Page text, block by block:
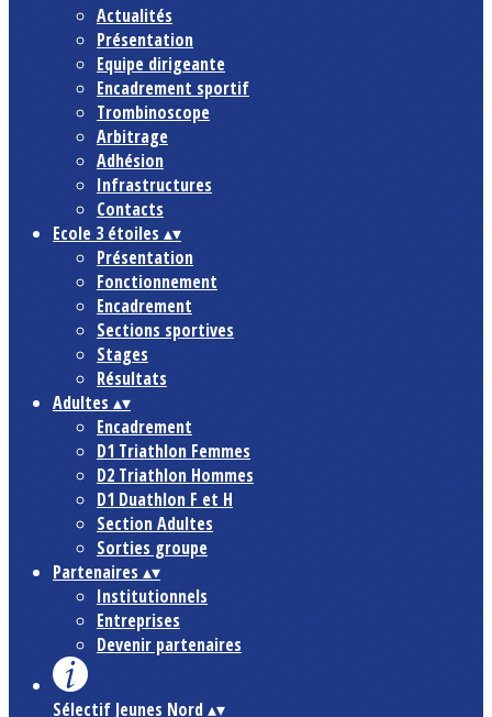
Actualités
Présentation
Equipe dirigeante
Encadrement sportif
Trombinoscope
Arbitrage
Adhésion
Infrastructures
Contacts
Ecole 3 étoiles ▴▾
Présentation
Fonctionnement
Encadrement
Sections sportives
Stages
Résultats
Adultes ▴▾
Encadrement
D1 Triathlon Femmes
D2 Triathlon Hommes
D1 Duathlon F et H
Section Adultes
Sorties groupe
Partenaires ▴▾
Institutionnels
Entreprises
Devenir partenaires
Sélectif Jeunes Nord▴▾